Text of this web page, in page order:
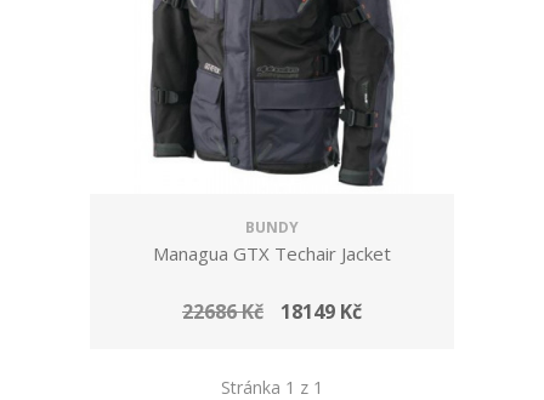
BUNDY
Managua GTX Techair Jacket
22686 Kč 18149 Kč
Stránka 1 z 1